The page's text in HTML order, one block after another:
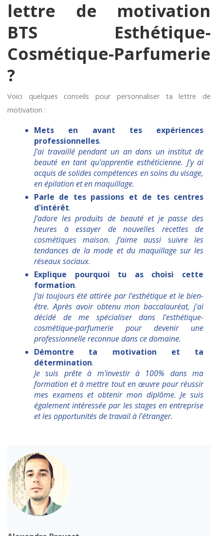
lettre de motivation
BTS Esthétique-
Cosmétique-Parfumerie
?
Voici quelques conseils pour personnaliser ta lettre de
motivation :
Mets en avant tes expériences
professionnelles.
J'ai travaillé pendant un an dans un institut de
beauté en tant qu'apprentie esthéticienne. J'y ai
acquis de solides compétences en soins du visage,
en épilation et en maquillage.
Parle de tes passions et de tes centres
d'intérêt.
J'adore les produits de beauté et je passe des
heures à essayer de nouvelles recettes de
cosmétiques maison. J'aime aussi suivre les
tendances de la mode et du maquillage sur les
réseaux sociaux.
Explique pourquoi tu as choisi cette
formation.
J'ai toujours été attirée par l'esthétique et le bien-
être. Après avoir obtenu mon baccalauréat, j'ai
décidé de me spécialiser dans l'esthétique-
cosmétique-parfumerie pour devenir une
professionnelle reconnue dans ce domaine.
Démontre ta motivation et ta
détermination.
Je suis prête à m'investir à 100% dans ma
formation et à mettre tout en œuvre pour réussir
mes examens et obtenir mon diplôme. Je suis
également intéressée par les stages en entreprise
et les opportunités de travail à l'étranger.